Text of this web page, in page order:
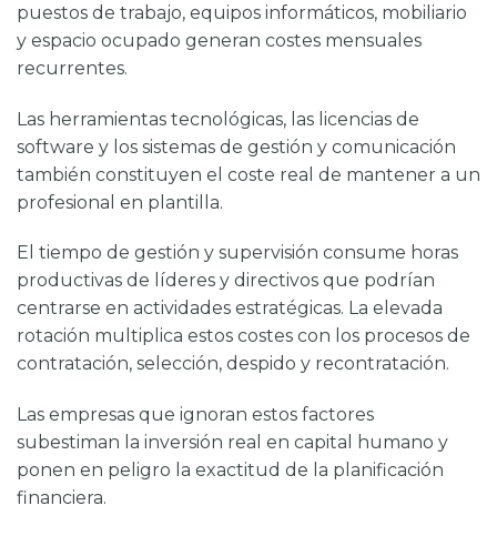
puestos de trabajo, equipos informáticos, mobiliario
y espacio ocupado generan costes mensuales
recurrentes.
Las herramientas tecnológicas, las licencias de
software y los sistemas de gestión y comunicación
también constituyen el coste real de mantener a un
profesional en plantilla.
El tiempo de gestión y supervisión consume horas
productivas de líderes y directivos que podrían
centrarse en actividades estratégicas. La elevada
rotación multiplica estos costes con los procesos de
contratación, selección, despido y recontratación.
Las empresas que ignoran estos factores
subestiman la inversión real en capital humano y
ponen en peligro la exactitud de la planificación
financiera.